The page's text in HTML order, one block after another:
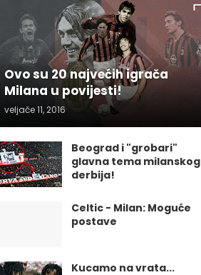
Ovo su 20 najvećih igrača
Milana u povijesti!
veljače 11, 2016
Beograd i "grobari"
glavna tema milanskog
derbija!
Celtic - Milan: Moguće
postave
Kucamo na vrata...